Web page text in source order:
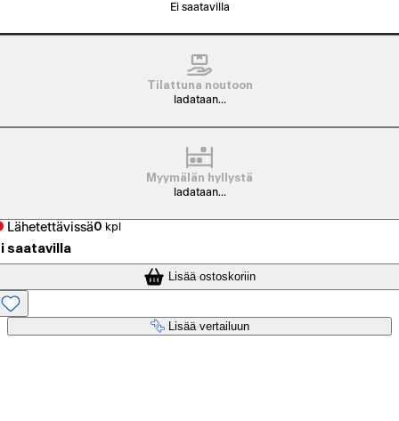
Ei saatavilla
Tilattuna noutoon
ladataan...
Myymälän hyllystä
ladataan...
Lähetettävissä0 kpl
saatavilla
Lisää ostoskoriin
Lisää vertailuun